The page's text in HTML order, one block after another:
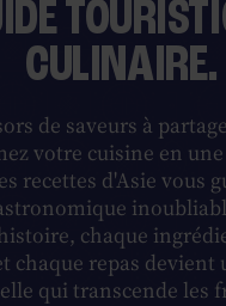
CULINAIRE.
de saveurs à
votre cuisine en
recettes d'Asie vous
chaque
chaque repas devient
qui transcende les